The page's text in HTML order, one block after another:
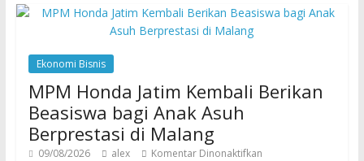
Ekonomi Bisnis
MPM Honda Jatim Kembali Berikan
Beasiswa bagi Anak Asuh
Berprestasi di Malang
09/08/2026 alex Komentar Dinonaktifkan